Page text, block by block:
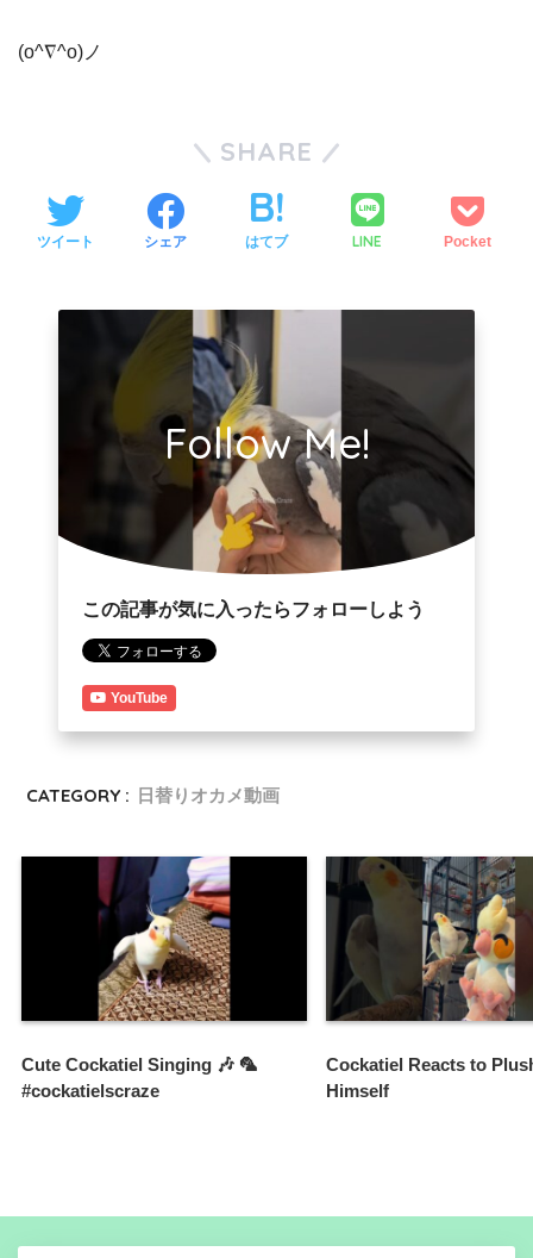
(o^∇^o)ノ
SHARE
ツイート シェア はてブ LINE Pocket
Follow Me!
この記事が気に入ったらフォローしよう
YouTube
CATEGORY : 日替りオカメ動画
Cute Cockatiel Singing 🎶 🦜
#cockatielscraze
Cockatiel Reacts to
Himself